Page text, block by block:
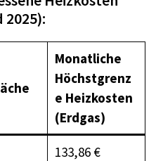
2025):
Monatliche
Höchstgrenz
e Heizkosten
(Erdgas)
133,86 €